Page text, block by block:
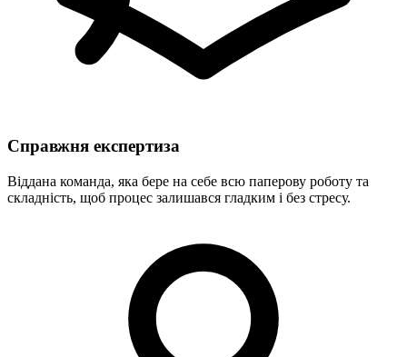
Справжня експертиза
Віддана команда, яка бере на себе всю паперову роботу та
складність, щоб процес залишався гладким і без стресу.